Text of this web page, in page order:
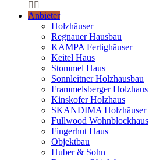
Anbieter
Holzhäuser
Regnauer Hausbau
KAMPA Fertighäuser
Keitel Haus
Stommel Haus
Sonnleitner Holzhausbau
Frammelsberger Holzhaus
Kinskofer Holzhaus
SKANDIMA Holzhäuser
Fullwood Wohnblockhaus
Fingerhut Haus
Objektbau
Huber & Sohn